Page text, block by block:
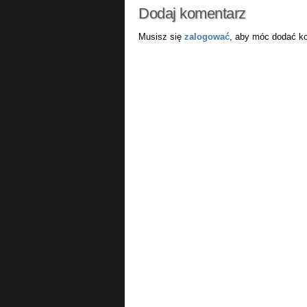
Dodaj komentarz
Musisz się zalogować , aby móc dodać